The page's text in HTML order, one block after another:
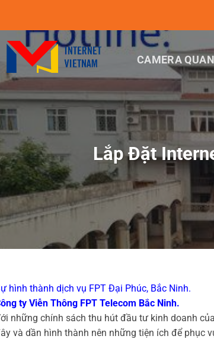
CAMERA
Lắp Đặt
hình thành dịch vụ FPT Đại Phúc, Bắc Ninh.
ty Viễn Thông FPT Telecom Bắc Ninh.
những chính sách thu hút đầu tư kinh doanh
và dần hình thành nên những tiện ích để phục